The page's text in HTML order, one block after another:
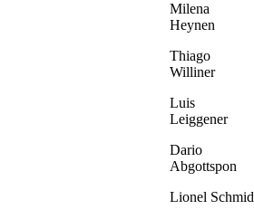
Milena
Heynen
Thiago
Williner
Luis
Leiggener
Dario
Abgottspon
Lionel Schmid